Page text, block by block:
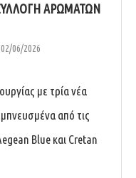
ΑΡΩΜΆΤΩΝ
02/06/2026
με τρία νέα
από τις
Blue και Cretan